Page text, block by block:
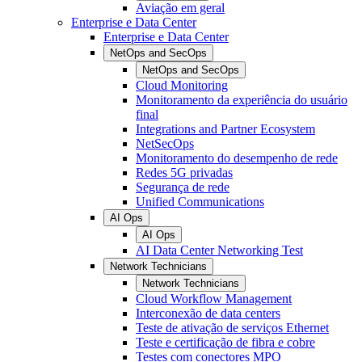
Aviação em geral
Enterprise e Data Center
Enterprise e Data Center
NetOps and SecOps
NetOps and SecOps
Cloud Monitoring
Monitoramento da experiência do usuário
final
Integrations and Partner Ecosystem
NetSecOps
Monitoramento do desempenho de rede
Redes 5G privadas
Segurança de rede
Unified Communications
AI Ops
AI Ops
AI Data Center Networking Test
Network Technicians
Network Technicians
Cloud Workflow Management
Interconexão de data centers
Teste de ativação de serviços Ethernet
Teste e certificação de fibra e cobre
Testes com conectores MPO